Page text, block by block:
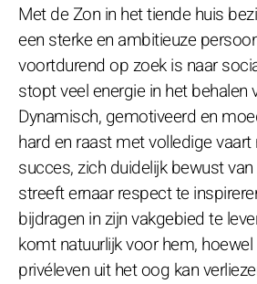
Met de Zon in het tiende huis
een sterke en ambitieuze
voortdurend op zoek is naar
stopt veel energie in het behalen
Dynamisch, gemotiveerd en
hard en raast met volledige vaart
succes, zich duidelijk bewust
streeft ernaar respect te
bijdragen in zijn vakgebied te
komt natuurlijk voor hem,
privéleven uit het oog kan